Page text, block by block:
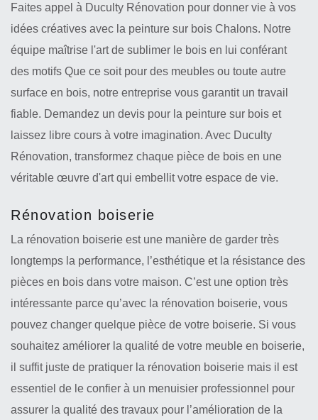
Faites appel à Duculty Rénovation pour donner vie à vos
idées créatives avec la peinture sur bois Chalons. Notre
équipe maîtrise l'art de sublimer le bois en lui conférant
des motifs Que ce soit pour des meubles ou toute autre
surface en bois, notre entreprise vous garantit un travail
fiable. Demandez un devis pour la peinture sur bois et
laissez libre cours à votre imagination. Avec Duculty
Rénovation, transformez chaque pièce de bois en une
véritable œuvre d'art qui embellit votre espace de vie.
Rénovation boiserie
La rénovation boiserie est une manière de garder très
longtemps la performance, l’esthétique et la résistance des
pièces en bois dans votre maison. C’est une option très
intéressante parce qu’avec la rénovation boiserie, vous
pouvez changer quelque pièce de votre boiserie. Si vous
souhaitez améliorer la qualité de votre meuble en boiserie,
il suffit juste de pratiquer la rénovation boiserie mais il est
essentiel de le confier à un menuisier professionnel pour
assurer la qualité des travaux pour l’amélioration de la